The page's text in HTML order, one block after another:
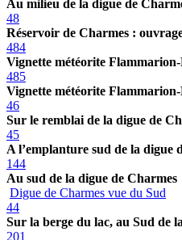
Au milieu de la digue de
48
Réservoir de Charmes :
484
Vignette météorite
485
Vignette météorite
46
Sur le remblai de la digue de
45
A l’emplanture sud de la digue
144
Au sud de la digue de Charmes
Digue de Charmes vue du Sud
44
Sur la berge du lac, au Sud de
201